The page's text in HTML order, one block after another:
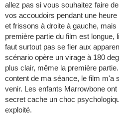
allez pas si vous souhaitez faire
vos accoudoirs pendant une
et frissons à droite à gauche,
première partie du film est longue,
faut surtout pas se fier aux
scénario opère un virage à 180
plus clair, même la première
content de ma séance, le film m'a
venir. Les enfants Marrowbone
secret cache un choc
exploité.